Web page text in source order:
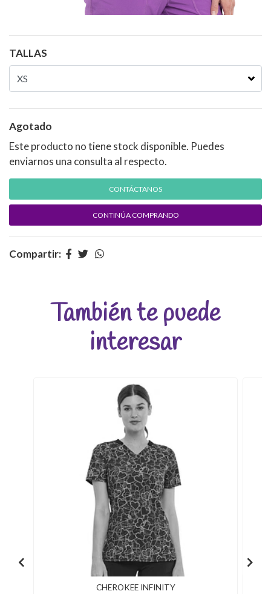
TALLAS
Agotado
Este producto no tiene stock disponible. Puedes
enviarnos una consulta al respecto.
CONTÁCTANOS
CONTINÚA COMPRANDO
Compartir:
También te puede
interesar
CHEROKEE INFINITY